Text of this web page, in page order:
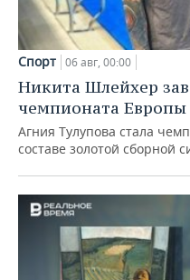
Спорт 06 авг, 00:00
Никита Шлейхер
чемпионата Европы
Агния Тулупова стала
составе золотой сборной